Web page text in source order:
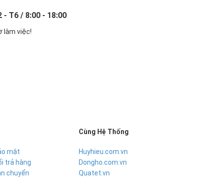
- T6 / 8:00 - 18:00
làm việc!
mật
trả hàng
chuyển
Cùng Hệ Thống
Huyhieu.com.vn
Dongho.com.vn
Quatet.vn